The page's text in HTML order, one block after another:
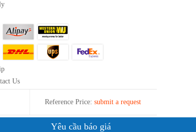
Us
Reference Price: submit a request
Yêu cầu báo giá